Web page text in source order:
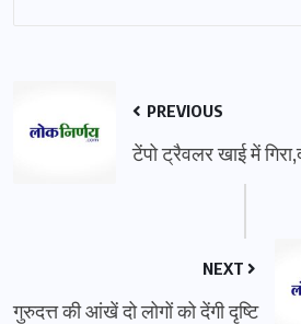
PREVIOUS
टेंपो ट्रैवलर खाई में
NEXT
गुरुदत्त की आंखें दो लोगों को देंगी दृष्टि